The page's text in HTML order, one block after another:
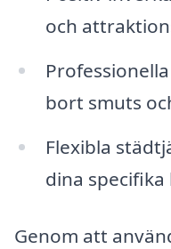
och
bort smuts
Flexibla
dina
Genom att